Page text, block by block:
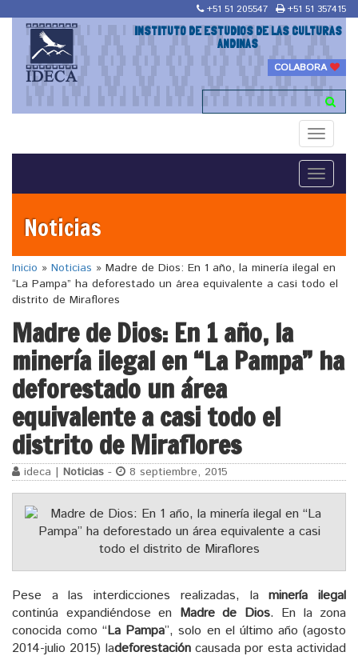
+51 51 205547 +51 51 357415
INSTITUTO DE ESTUDIOS DE LAS CULTURAS
ANDINAS
COLABORA
Toggle
Toggle
Noticias
Inicio » Noticias » Madre de Dios: En 1 año, la minería ilegal en
“La Pampa” ha deforestado un área equivalente a casi todo el
distrito de Miraflores
Madre de Dios: En 1 año, la
minería ilegal en “La Pampa” ha
deforestado un área
equivalente a casi todo el
distrito de Miraflores
ideca | Noticias - 8 septiembre, 2015
Pese a las interdicciones realizadas, laminería ilegal
continúa expandiéndose en Madre de Dios. En la zona
conocida como “La Pampa”, solo en el último año (agosto
2014-julio 2015) ladeforestacióncausada por esta actividad